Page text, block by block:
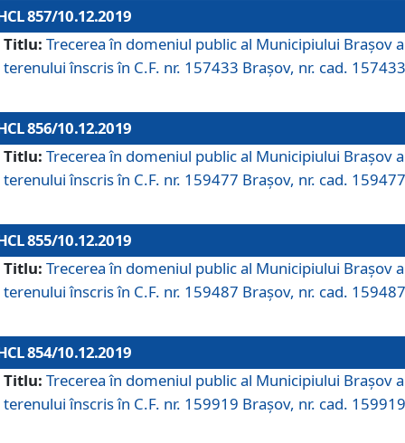
857/10.12.2019
Titlu: Trecerea în domeniul public al Municipiului Braşov a
terenului înscris în C.F. nr. 157433 Brașov, nr. cad.
856/10.12.2019
Titlu: Trecerea în domeniul public al Municipiului Braşov a
terenului înscris în C.F. nr. 159477 Brașov, nr. cad.
855/10.12.2019
Titlu: Trecerea în domeniul public al Municipiului Braşov a
terenului înscris în C.F. nr. 159487 Brașov, nr. cad.
854/10.12.2019
Titlu: Trecerea în domeniul public al Municipiului Braşov a
terenului înscris în C.F. nr. 159919 Brașov, nr. cad.